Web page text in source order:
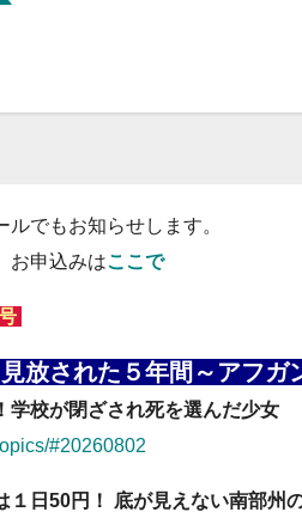
ルでもお知らせします。
お申込みはここで
放された５年間～アフガ
校が閉ざされ死を選んだ少女
#20260802
日50円！ 底が見えない南部州